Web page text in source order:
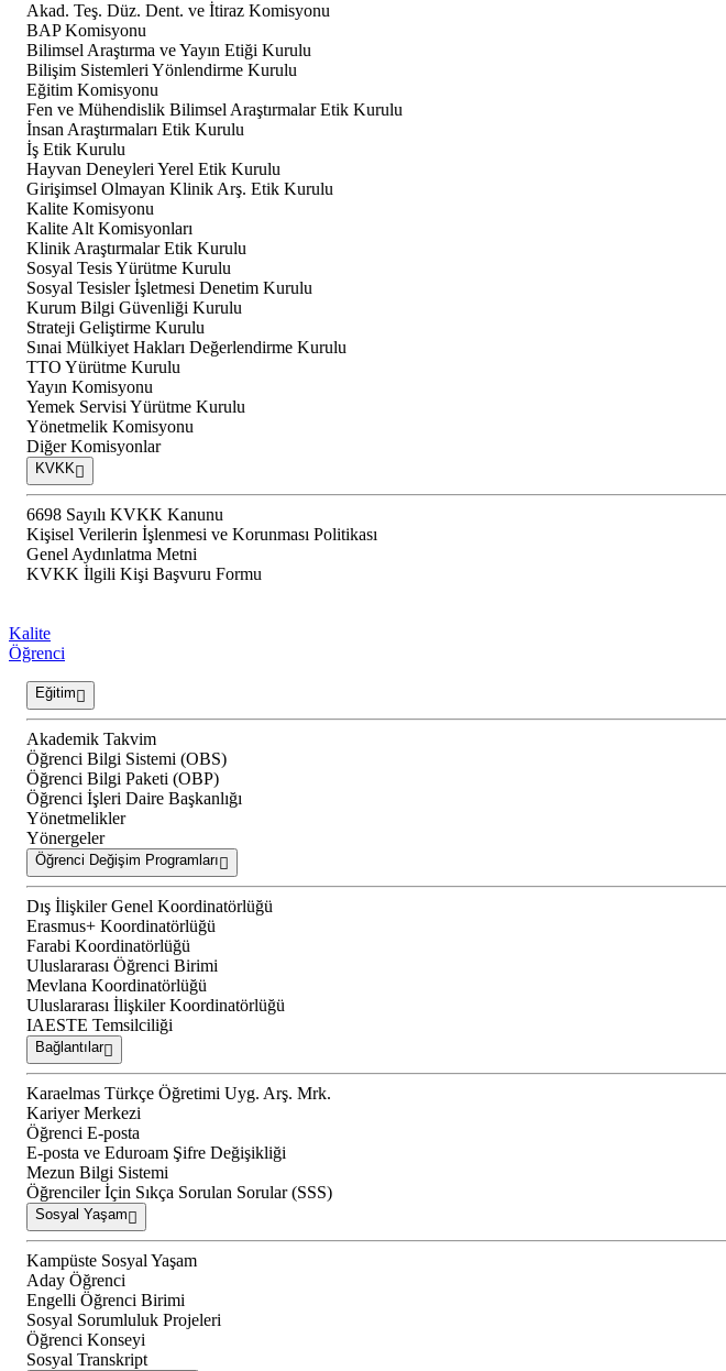
Akad. Teş. Düz. Dent. ve İtiraz Komisyonu
BAP Komisyonu
Bilimsel Araştırma ve Yayın Etiği Kurulu
Bilişim Sistemleri Yönlendirme Kurulu
Eğitim Komisyonu
Fen ve Mühendislik Bilimsel Araştırmalar Etik Kurulu
İnsan Araştırmaları Etik Kurulu
İş Etik Kurulu
Hayvan Deneyleri Yerel Etik Kurulu
Girişimsel Olmayan Klinik Arş. Etik Kurulu
Kalite Komisyonu
Kalite Alt Komisyonları
Klinik Araştırmalar Etik Kurulu
Sosyal Tesis Yürütme Kurulu
Sosyal Tesisler İşletmesi Denetim Kurulu
Kurum Bilgi Güvenliği Kurulu
Strateji Geliştirme Kurulu
Sınai Mülkiyet Hakları Değerlendirme Kurulu
TTO Yürütme Kurulu
Yayın Komisyonu
Yemek Servisi Yürütme Kurulu
Yönetmelik Komisyonu
Diğer Komisyonlar
KVKK
6698 Sayılı KVKK Kanunu
Kişisel Verilerin İşlenmesi ve Korunması Politikası
Genel Aydınlatma Metni
KVKK İlgili Kişi Başvuru Formu
Kalite
Öğrenci
Eğitim
Akademik Takvim
Öğrenci Bilgi Sistemi (OBS)
Öğrenci Bilgi Paketi (OBP)
Öğrenci İşleri Daire Başkanlığı
Yönetmelikler
Yönergeler
Öğrenci Değişim Programları
Dış İlişkiler Genel Koordinatörlüğü
Erasmus+ Koordinatörlüğü
Farabi Koordinatörlüğü
Uluslararası Öğrenci Birimi
Mevlana Koordinatörlüğü
Uluslararası İlişkiler Koordinatörlüğü
IAESTE Temsilciliği
Bağlantılar
Karaelmas Türkçe Öğretimi Uyg. Arş. Mrk.
Kariyer Merkezi
Öğrenci E-posta
E-posta ve Eduroam Şifre Değişikliği
Mezun Bilgi Sistemi
Öğrenciler İçin Sıkça Sorulan Sorular (SSS)
Sosyal Yaşam
Kampüste Sosyal Yaşam
Aday Öğrenci
Engelli Öğrenci Birimi
Sosyal Sorumluluk Projeleri
Öğrenci Konseyi
Sosyal Transkript